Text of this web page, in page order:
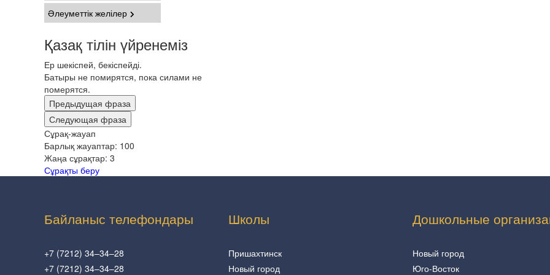
Әлеуметтік желілер
Қазақ тілін үйренеміз
Ер шекіспей, бекіспейді.
Батыры не помирятся, пока силами не
померятся.
Предыдущая фраза
Следующая фраза
Сұрақ-жауап
Барлық жауаптар: 100
Жаңа сұрақтар: 3
Сұрақты беру
Байланыс телефондары
+7 (7212) 34–34–28
+7 (7212) 34–34–28
Школы
Пришахтинск
Новый город
Дошкольные
Новый город
Юго-Восток